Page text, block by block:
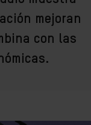
mejoran
con las